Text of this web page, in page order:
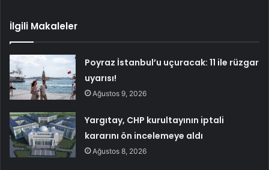
İlgili Makaleler
Poyraz İstanbul’u uçuracak: 11 ile rüzgar
uyarısı!
Ağustos 9, 2026
Yargıtay, CHP kurultayının iptali
kararını ön incelemeye aldı
Ağustos 8, 2026